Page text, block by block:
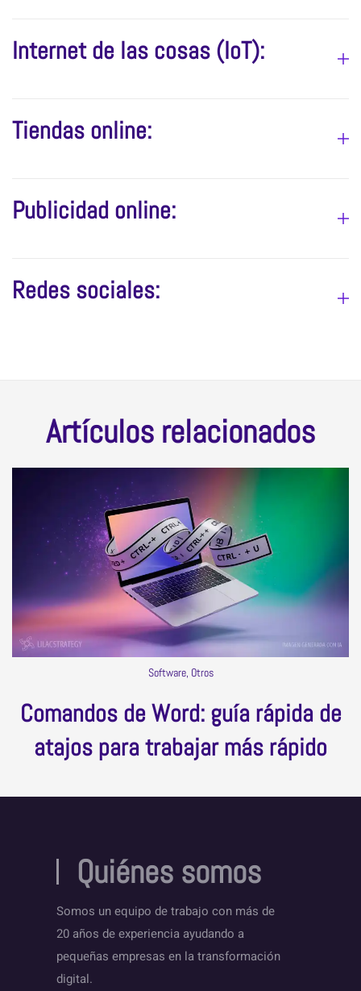
Internet de las cosas (IoT):
Tiendas online:
Publicidad online:
Redes sociales:
Artículos relacionados
Software, Otros
Comandos de Word: guía rápida de
atajos para trabajar más rápido
Quiénes somos
Somos un equipo de trabajo con más de
20 años de experiencia ayudando a
pequeñas empresas en la transformación
digital.